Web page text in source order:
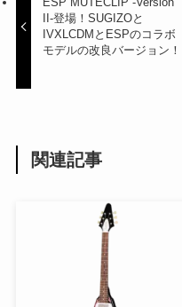
II-登場！SUGIZOと
IVXLCDMとESPのコラボ
モデルの改良バージョン！
関連記事